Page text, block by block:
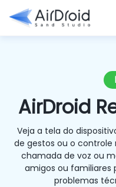
AirDroid
Veja a tela do
de gestos ou o
chamada de voz ou
amigos ou familiares
problemas